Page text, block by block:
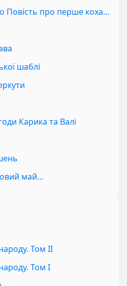
Вітька + Галя, або Повість про перше кохання
шаблі
Карика та Валі
май…
Том II
Том I